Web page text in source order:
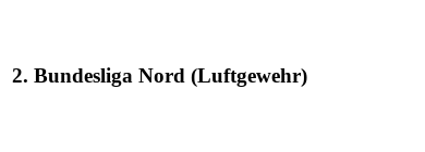
2. Bundesliga Nord (Luftgewehr)